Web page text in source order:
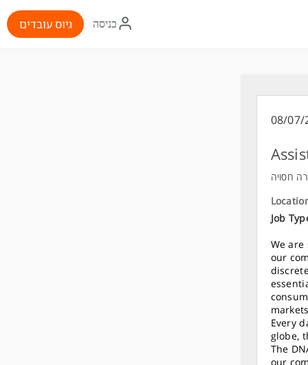
איקון
התחברות
כניסה גיוס עובדים
08/07/
חסויה
Job
We
our
Every
globe,
The
our